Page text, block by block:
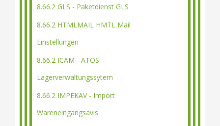
8.66.2 GLS - Paketdienst GLS
8.66.2 HTMLMAIL HMTL Mail
Einstellungen
8.66.2 ICAM - ATOS
Lagerverwaltungssytem
8.66.2 IMPEKAV - Import
Wareneingangsavis